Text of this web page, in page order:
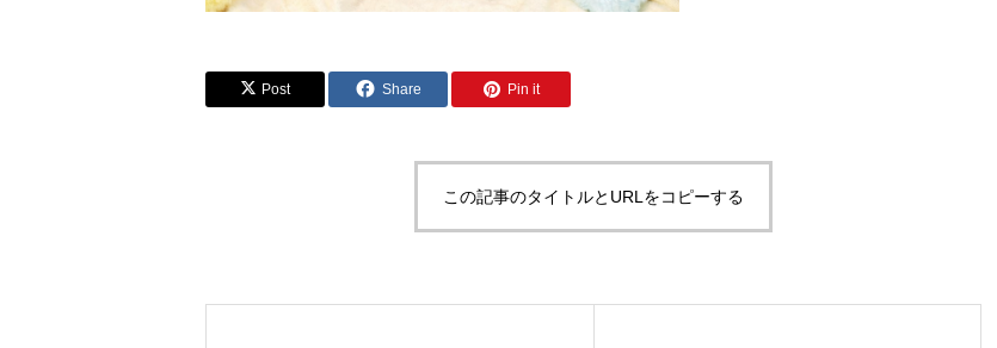
Post Share Pin it
この記事のタイトルとURLをコピーする